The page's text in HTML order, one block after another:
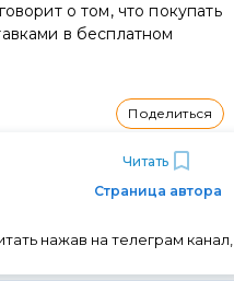
о том, что покупать
в бесплатном
Поделиться
Читать
Страница автора
нажав на телеграм канал,